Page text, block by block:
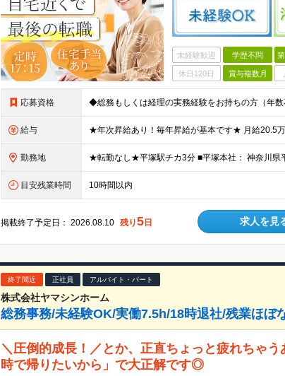
未経験歓迎 学歴不問
休日120日 賞与複数月
応募資格
給与
勤務地
目安残業時間 10時間以内
掲載終了予定日：2026.08.10 残り5 日 求人を見
終了間近 正社員 アルバイト・パート
株式会社ヤマシンホーム
総務事務/未経験OK/実働7.5h/18時退社/残業ほぼ
＼圧倒的成長！／とか、正直ちょっと疲れちゃ
時で帰りたいから」で大正解です◎